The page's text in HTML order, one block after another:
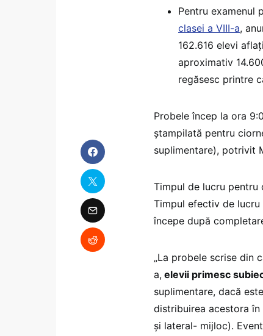
Pentru examenul
clasei a VIII-a,
162.616 elevi
aproximativ
regăsesc printre
Probele încep la ora
ștampilată pentru
suplimentare), potrivit
Timpul de lucru pentru
Timpul efectiv de
începe după
„La probele scrise din
a, elevii primesc
suplimentare, dacă
distribuirea acestora
și lateral- mijloc).